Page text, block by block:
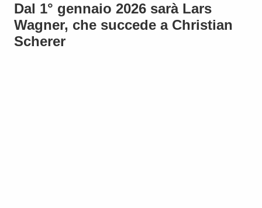
Dal 1° gennaio 2026 sarà Lars
Wagner, che succede a Christian
Scherer